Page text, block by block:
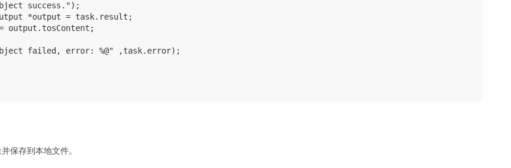
success.");
*output = task.result;
output.tosContent;
failed, error: %@" ,task.error);
保存到本地文件。